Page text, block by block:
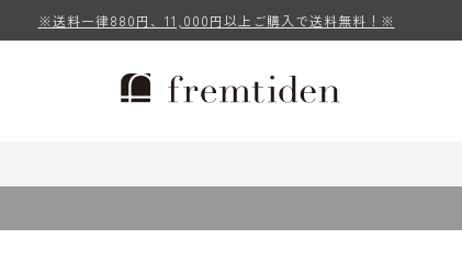
※送料一律880円、11,000円以上ご購入で送料無料！※